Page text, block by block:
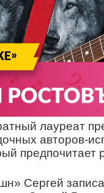
лауреат
авторов-
предпочитает
Сергей